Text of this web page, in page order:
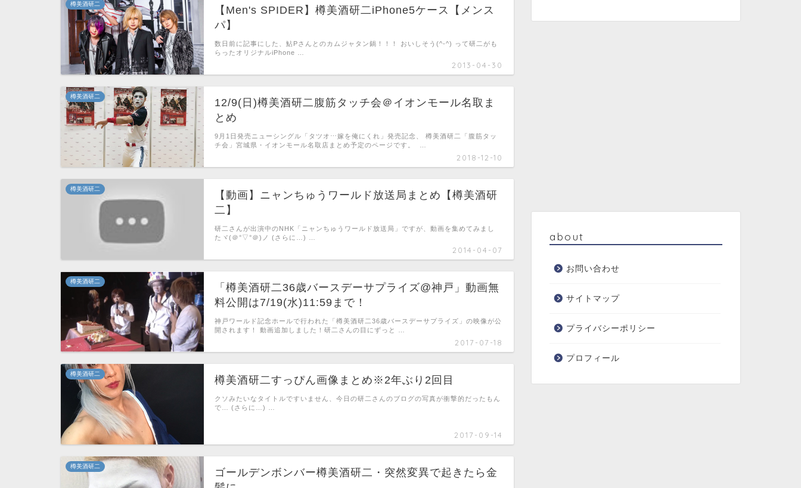
樽美酒研二
【Men's SPIDER】樽美酒研二iPhone5ケース【メンス
パ】
2013-04-30
数日前に記事にした、鮎Pさんとのカムジャタン鍋！！！ おいしそう(^-^) って研二がも
らったオリジナルiPhone …
樽美酒研二
12/9(日)樽美酒研二腹筋タッチ会＠イオンモール名取ま
とめ
2018-12-10
9月1日発売ニューシングル「タツオ⋯嫁を俺にくれ」発売記念、 樽美酒研二「腹筋タッ
チ会」宮城県・イオンモール名取店まとめ予定のページです。 …
樽美酒研二
【動画】ニャンちゅうワールド放送局まとめ【樽美酒研
二】
2014-04-07
研二さんが出演中のNHK「ニャンちゅうワールド放送局」ですが、動画を集めてみまし
たヾ(＠°▽°＠)ノ (さらに…) …
樽美酒研二
「樽美酒研二36歳バースデーサプライズ@神戸」動画無
料公開は7/19(水)11:59まで！
2017-07-18
神戸ワールド記念ホールで行われた「樽美酒研二36歳バースデーサプライズ」の映像が公
開されます！ 動画追加しました！研二さんの目にずっと …
樽美酒研二
樽美酒研二すっぴん画像まとめ※2年ぶり2回目
2017-09-14
クソみたいなタイトルですいません、今日の研二さんのブログの写真が衝撃的だったもん
で… (さらに…) …
樽美酒研二
ゴールデンボンバー樽美酒研二・突然変異で起きたら金
about
お問い合わせ
サイトマップ
プライバシーポリシー
プロフィール